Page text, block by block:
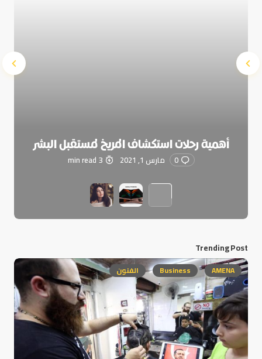
أهمية رحلات استكشاف المريخ لمستقبل البشر
0 مارس 1, 2021 3 min read
Trending Post
AMENA
Business الفنون